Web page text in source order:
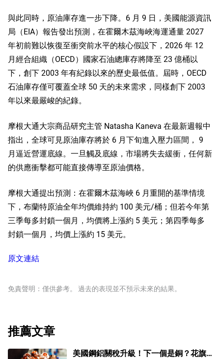
與此同時，原油庫存進一步下降。6 月 9 日，美國能源資訊
局（EIA）報告發出預測，在霍爾木茲海峽海運通量 2027
年初前難以恢復至衝突前水平的核心假設下，2026 年 12
月經合組織（OECD）國家石油總庫存將降至 23 億桶以
下，創下 2003 年有紀錄以來的歷史最低值。屆時，OECD
石油庫存僅可覆蓋全球 50 天的未來需求，同樣創下 2003
年以來最嚴峻的紀錄。
摩根大通大宗商品研究主管 Natasha Kaneva 在最新週報中
指出，全球可見原油庫存將於 6 月下旬進入壓力區間， 9
月逼近營運底線。一旦觸及底線，市場將失去緩衝，任何新
的供應衝擊都可能直接傳導至原油價格。
摩根大通提出預測：在霍爾木茲海峽 6 月重開的基準情境
下，布蘭特原油全年均價維持約 100 美元/桶；但若今年第
三季每多封鎖一個月，均價將上漲約 5 美元；第四季每多
封鎖一個月，均價上漲約 15 美元。
原文連結
免責聲明：僅供參考。 過去的表現並不預示未來的結果。
推薦文章
美國鋼鋁關稅升級！下一個是銅？花旗